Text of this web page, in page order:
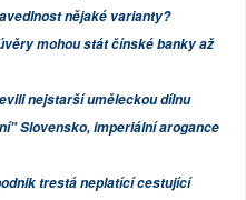
nějaké varianty?
mohou stát čínské banky až
nejstarší uměleckou dílnu
Slovensko, imperiální arogance
trestá neplatící cestující